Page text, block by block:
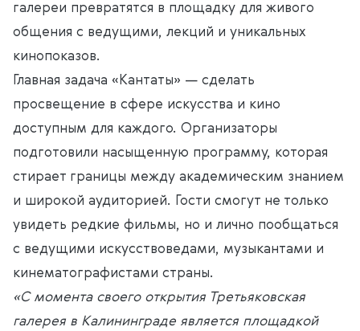
галереи превратятся в площадку для живого
общения с ведущими, лекций и уникальных
кинопоказов.
Главная задача «Кантаты» — сделать
просвещение в сфере искусства и кино
доступным для каждого. Организаторы
подготовили насыщенную программу, которая
стирает границы между академическим знанием
и широкой аудиторией. Гости смогут не только
увидеть редкие фильмы, но и лично пообщаться
с ведущими искусствоведами, музыкантами и
кинематографистами страны.
«С момента своего открытия Третьяковская
галерея в Калининграде является площадкой